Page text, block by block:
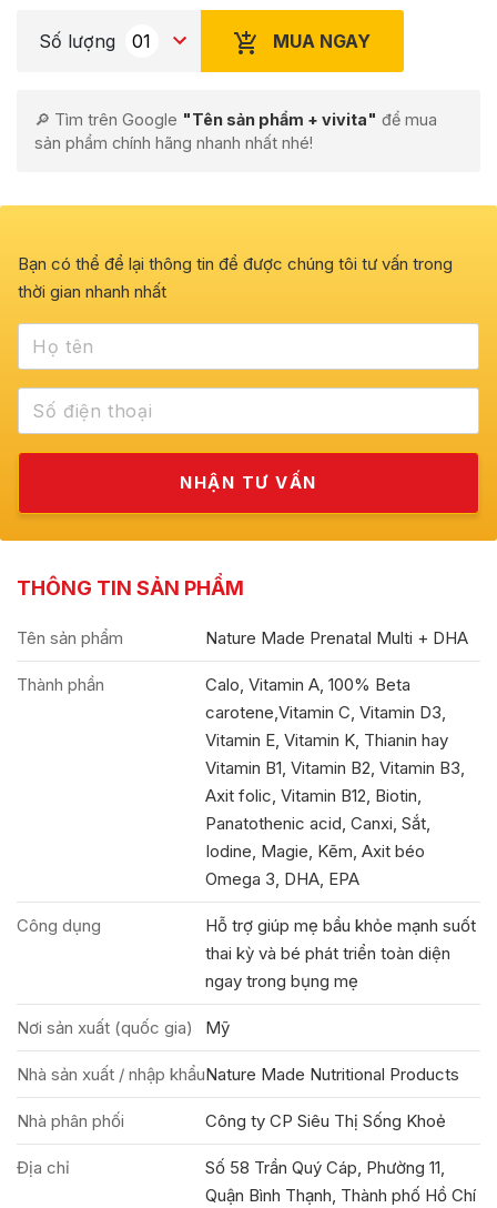
Số lượng MUA NGAY
🔎 Tìm trên Google "Tên sản phẩm + vivita" để mua
sản phẩm chính hãng nhanh nhất nhé!
Bạn có thể để lại thông tin để được chúng tôi tư vấn trong
thời gian nhanh nhất
THÔNG TIN SẢN PHẨM
Tên sản phẩm Nature Made Prenatal Multi + DHA
Thành phần
Calo, Vitamin A, 100% Beta
carotene,Vitamin C, Vitamin D3,
Vitamin E, Vitamin K, Thianin hay
Vitamin B1, Vitamin B2, Vitamin B3,
Axit folic, Vitamin B12, Biotin,
Panatothenic acid, Canxi, Sắt,
Iodine, Magie, Kẽm, Axit béo
Omega 3, DHA, EPA
Công dụng
Hỗ trợ giúp mẹ bầu khỏe mạnh suốt
thai kỳ và bé phát triển toàn diện
ngay trong bụng mẹ
Nơi sản xuất (quốc gia) Mỹ
Nhà sản xuất / nhập khẩuNature Made Nutritional Products
Nhà phân phối Công ty CP Siêu Thị Sống Khoẻ
Địa chỉ
Số 58 Trần Quý Cáp, Phường 11,
Quận Bình Thạnh, Thành phố Hồ Chí